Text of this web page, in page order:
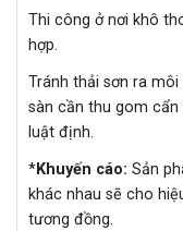
Thi công ở nơi khô
hợp.
Tránh thải sơn ra
sàn cần thu gom cẩn
luật định.
*Khuyến cáo: Sản
khác nhau sẽ cho
tương đồng.